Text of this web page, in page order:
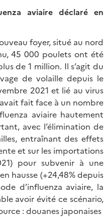
aviaire déclaré en
foyer, situé au nord
45 000 poulets ont été
de 1 million. Il s’agit du
de volaille depuis le
2021 et lié au virus
avait fait face à un nombre
aviaire hautement
avec l’élimination de
entraînant des effets
et sur les importations
pour subvenir à une
hausse (+24,48% depuis
d’influenza aviaire, la
avoir évité ce scénario,
: douanes japonaises